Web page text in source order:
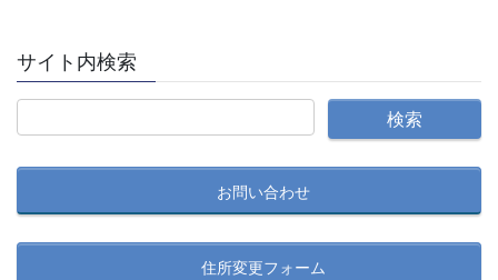
サイト内検索
お問い合わせ
住所変更フォーム